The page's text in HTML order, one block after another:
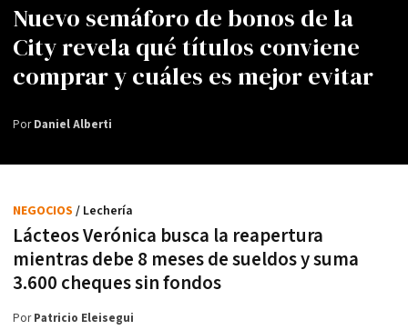
Nuevo semáforo de bonos de la
City revela qué títulos conviene
comprar y cuáles es mejor evitar
PorDaniel Alberti
Lácteos Verónica busca la reapertura
mientras debe 8 meses de sueldos y suma
3.600 cheques sin fondos
NEGOCIOS / Lechería
PorPatricio Eleisegui